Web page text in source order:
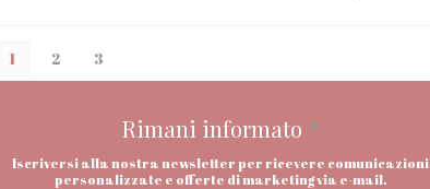
1 2 3
Rimani informato *
Iscriversi alla nostra newsletter per ricevere comunicazioni
personalizzate e offerte di marketing via e-mail.